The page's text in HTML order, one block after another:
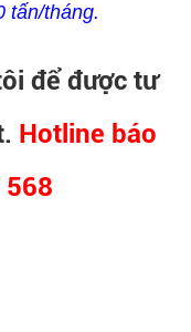
tấn/tháng.
để được tư
Hotline báo
568